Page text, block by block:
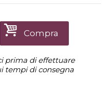
Compra
prima di effettuare
tempi di consegna